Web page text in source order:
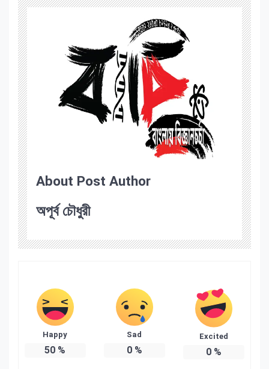
About Post Author
অপূর্ব চৌধুরী
Happy
50 %
Sad
0%
Excited
0%